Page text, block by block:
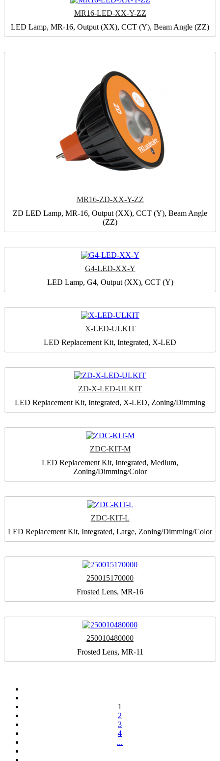
MR16-LED-XX-Y-ZZ
LED Lamp, MR-16, Output (XX), CCT (Y), Beam Angle (ZZ)
MR16-ZD-XX-Y-ZZ
ZD LED Lamp, MR-16, Output (XX), CCT (Y), Beam Angle
(ZZ)
G4-LED-XX-Y
LED Lamp, G4, Output (XX), CCT (Y)
X-LED-ULKIT
LED Replacement Kit, Integrated, X-LED
ZD-X-LED-ULKIT
LED Replacement Kit, Integrated, X-LED, Zoning/Dimming
ZDC-KIT-M
LED Replacement Kit, Integrated, Medium,
Zoning/Dimming/Color
ZDC-KIT-L
LED Replacement Kit, Integrated, Large, Zoning/Dimming/Color
250015170000
Frosted Lens, MR-16
250010480000
Frosted Lens, MR-11
1
2
3
4
...